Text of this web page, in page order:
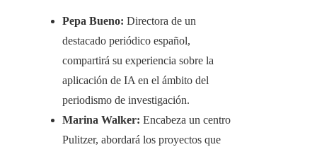
Pepa Bueno: Directora de un
destacado periódico español,
compartirá su experiencia sobre la
aplicación de IA en el ámbito del
periodismo de investigación.​
Marina Walker: Encabeza un centro
Pulitzer, abordará los proyectos que